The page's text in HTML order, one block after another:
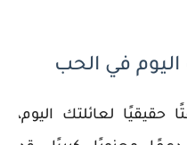
في الحب
لعائلتك اليوم،